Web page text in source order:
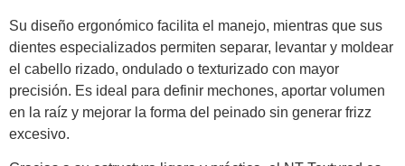
Su diseño ergonómico facilita el manejo, mientras que sus
dientes especializados permiten separar, levantar y moldear
el cabello rizado, ondulado o texturizado con mayor
precisión. Es ideal para definir mechones, aportar volumen
en la raíz y mejorar la forma del peinado sin generar frizz
excesivo.